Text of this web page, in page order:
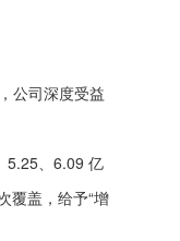
公司深度受益
5.25、6.09 亿
覆盖，给予“增